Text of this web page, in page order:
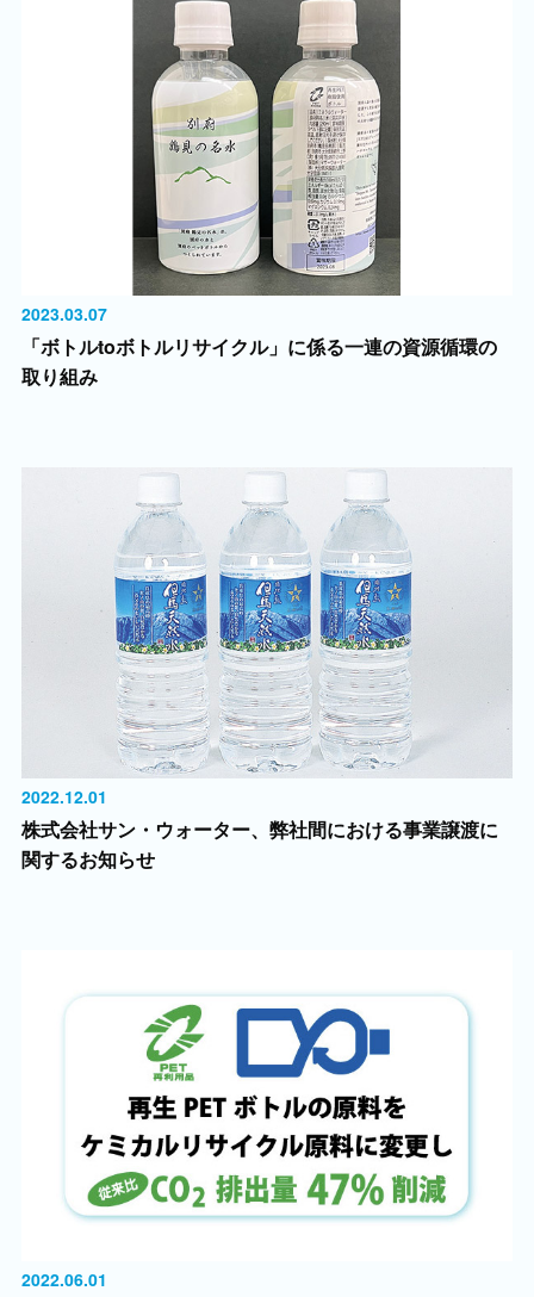
2023.03.07
「ボトルtoボトルリサイクル」に係る一連の資源循環の
取り組み
2022.12.01
株式会社サン・ウォーター、弊社間における事業譲渡に
関するお知らせ
2022.06.01